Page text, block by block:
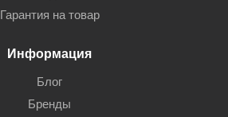
Гарантия на товар
Информация
Блог
Бренды